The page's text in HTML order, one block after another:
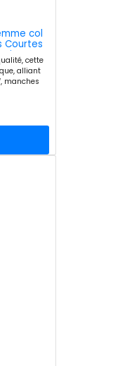
col
Courtes
M cette
alliant
manches
coloris.
robe
d'été est
et de la